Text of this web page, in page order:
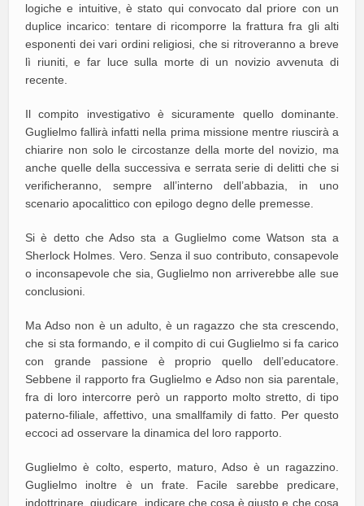
logiche e intuitive, è stato qui convocato dal priore con un
duplice incarico: tentare di ricomporre la frattura fra gli alti
esponenti dei vari ordini religiosi, che si ritroveranno a breve
lì riuniti, e far luce sulla morte di un novizio avvenuta di
recente.
Il compito investigativo è sicuramente quello dominante.
Guglielmo fallirà infatti nella prima missione mentre riuscirà a
chiarire non solo le circostanze della morte del novizio, ma
anche quelle della successiva e serrata serie di delitti che si
verificheranno, sempre all’interno dell’abbazia, in uno
scenario apocalittico con epilogo degno delle premesse.
Si è detto che Adso sta a Guglielmo come Watson sta a
Sherlock Holmes. Vero. Senza il suo contributo, consapevole
o inconsapevole che sia, Guglielmo non arriverebbe alle sue
conclusioni.
Ma Adso non è un adulto, è un ragazzo che sta crescendo,
che si sta formando, e il compito di cui Guglielmo si fa carico
con grande passione è proprio quello dell’educatore.
Sebbene il rapporto fra Guglielmo e Adso non sia parentale,
fra di loro intercorre però un rapporto molto stretto, di tipo
paterno-filiale, affettivo, una smallfamily di fatto. Per questo
eccoci ad osservare la dinamica del loro rapporto.
Guglielmo è colto, esperto, maturo, Adso è un ragazzino.
Guglielmo inoltre è un frate. Facile sarebbe predicare,
indottrinare, giudicare, indicare che cosa è giusto e che cosa